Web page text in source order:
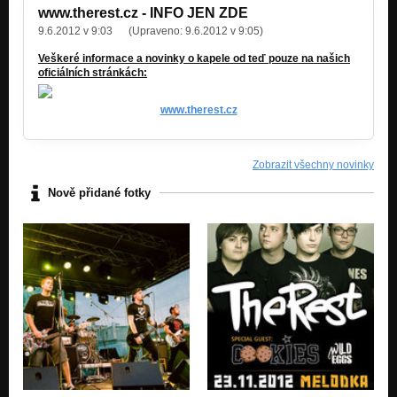
www.therest.cz - INFO JEN ZDE
9.6.2012 v 9:03 (Upraveno: 9.6.2012 v 9:05)
Veškeré informace a novinky o kapele od teď pouze na našich
oficiálních stránkách:
www.therest.cz
Zobrazit všechny novinky
Nově přidané fotky